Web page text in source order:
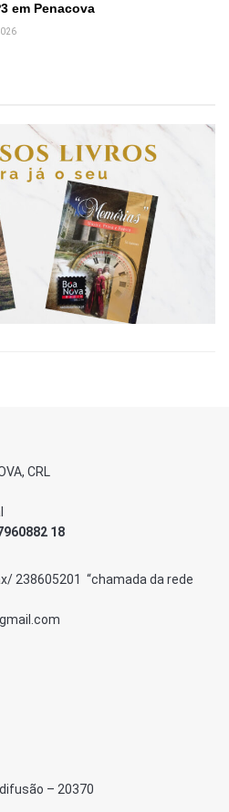
em Penacova
CRL
18
238605201 “chamada da rede
– 20370